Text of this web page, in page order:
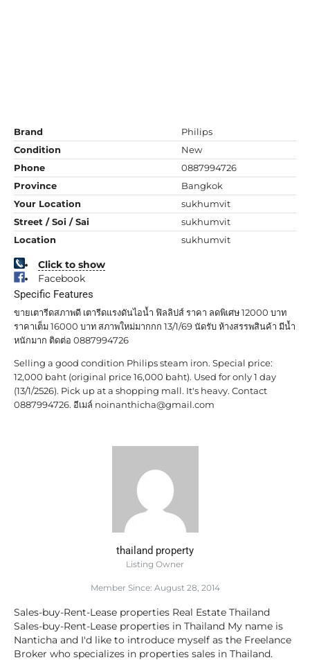
Brand
Philips
Condition
New
Phone
0887994726
Province
Bangkok
Your Location
sukhumvit
Street / Soi / Sai
sukhumvit
Location
sukhumvit
Click to show
Facebook
Specific Features
ขายเตารีดสภาพดี เตารีดแรงดันไอน้ำ ฟิลลิปส์ ราคา ลดพิเศษ 12000 บาท
ราคาเต็ม 16000 บาท สภาพใหม่มากกก 13/1/69 นัดรับ ห้างสรรพสินค้า มีน้ำ
หนักมาก ติดต่อ 0887994726
Selling a good condition Philips steam iron. Special price:
12,000 baht (original price 16,000 baht). Used for only 1 day
(13/1/2526). Pick up at a shopping mall. It's heavy. Contact
0887994726. อีเมล์ noinanthicha@gmail.com
thailand property
Listing Owner
Member Since: August 28, 2014
Sales-buy-Rent-Lease properties Real Estate Thailand
Sales-buy-Rent-Lease properties in Thailand My name is
Nanticha and I'd like to introduce myself as the Freelance
Broker who specializes in properties sales in Thailand.